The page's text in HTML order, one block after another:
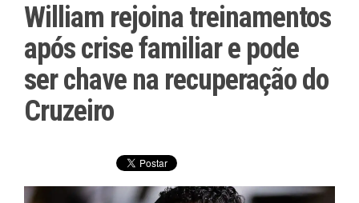
William rejoina treinamentos
após crise familiar e pode
ser chave na recuperação do
Cruzeiro